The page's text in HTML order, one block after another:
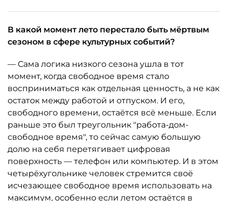
В какой момент лето перестало быть мёртвым
сезоном в сфере культурных событий?
— Сама логика низкого сезона ушла в тот
момент, когда свободное время стало
восприниматься как отдельная ценность, а не как
остаток между работой и отпуском. И его,
свободного времени, остаётся всё меньше. Если
раньше это был треугольник "работа-дом-
свободное время", то сейчас самую большую
долю на себя перетягивает цифровая
поверхность — телефон или компьютер. И в этом
четырёхугольнике человек стремится своё
исчезающее свободное время использовать на
максимум, особенно если летом остаётся в